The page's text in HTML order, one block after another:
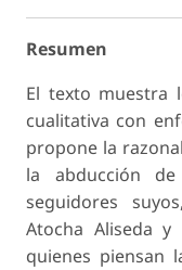
Resumen
El texto muestra
cualitativa con
propone la
la abducción
seguidores
Atocha Aliseda
quienes piensan